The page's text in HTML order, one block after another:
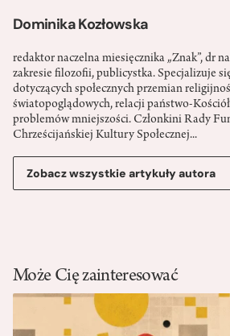
Dominika Kozłowska
redaktor naczelna miesięcznika „Znak”, dr
zakresie filozofii, publicystka. Specjalizuje
dotyczących społecznych przemian
światopoglądowych, relacji państwo-­
problemów mniejszości. Członkini Rady
Chrześcijańskiej Kultury Społecznej...
Zobacz wszystkie artykuły autora
Może Cię zainteresować